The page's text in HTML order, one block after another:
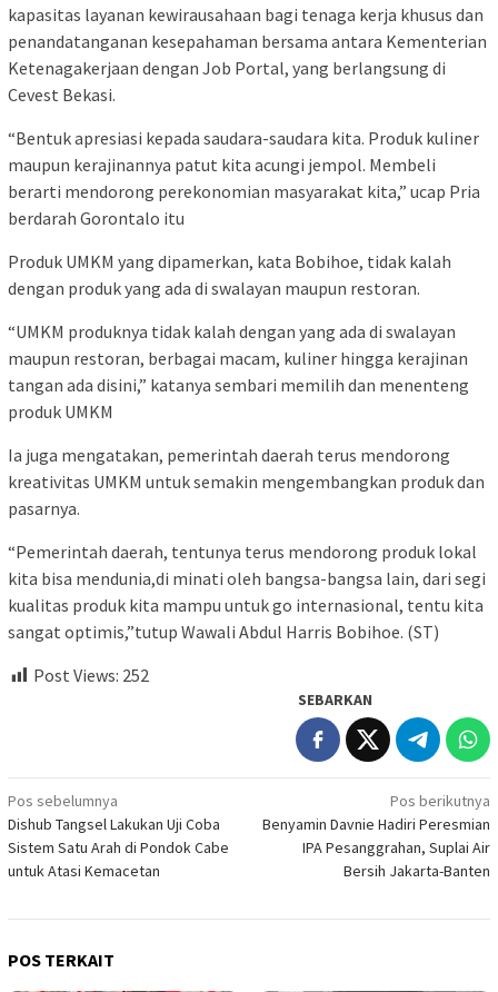
kapasitas layanan kewirausahaan bagi tenaga kerja khusus dan
penandatanganan kesepahaman bersama antara Kementerian
Ketenagakerjaan dengan Job Portal, yang berlangsung di
Cevest Bekasi.
“Bentuk apresiasi kepada saudara-saudara kita. Produk kuliner
maupun kerajinannya patut kita acungi jempol. Membeli
berarti mendorong perekonomian masyarakat kita,” ucap Pria
berdarah Gorontalo itu
Produk UMKM yang dipamerkan, kata Bobihoe, tidak kalah
dengan produk yang ada di swalayan maupun restoran.
“UMKM produknya tidak kalah dengan yang ada di swalayan
maupun restoran, berbagai macam, kuliner hingga kerajinan
tangan ada disini,” katanya sembari memilih dan menenteng
produk UMKM
Ia juga mengatakan, pemerintah daerah terus mendorong
kreativitas UMKM untuk semakin mengembangkan produk dan
pasarnya.
“Pemerintah daerah, tentunya terus mendorong produk lokal
kita bisa mendunia,di minati oleh bangsa-bangsa lain, dari segi
kualitas produk kita mampu untuk go internasional, tentu kita
sangat optimis,”tutup Wawali Abdul Harris Bobihoe. (ST)
Post Views: 252
SEBARKAN
Navigasi
pos
Pos sebelumnya
Dishub Tangsel Lakukan Uji Coba
Sistem Satu Arah di Pondok Cabe
untuk Atasi Kemacetan
Pos berikutnya
Benyamin Davnie Hadiri Peresmian
IPA Pesanggrahan, Suplai Air
Bersih Jakarta-Banten
POS TERKAIT